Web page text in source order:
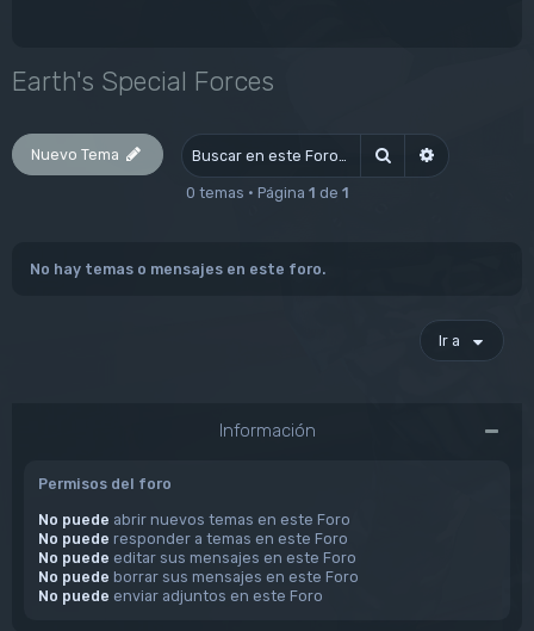
Earth's Special Forces
Nuevo Tema Buscar Búsqueda
0 temas • Página 1 de 1
No hay temas o mensajes en este foro.
Ir a
Información
Permisos del foro
No puede abrir nuevos temas en este Foro
No puede responder a temas en este Foro
No puede editar sus mensajes en este Foro
No puede borrar sus mensajes en este Foro
No puede enviar adjuntos en este Foro